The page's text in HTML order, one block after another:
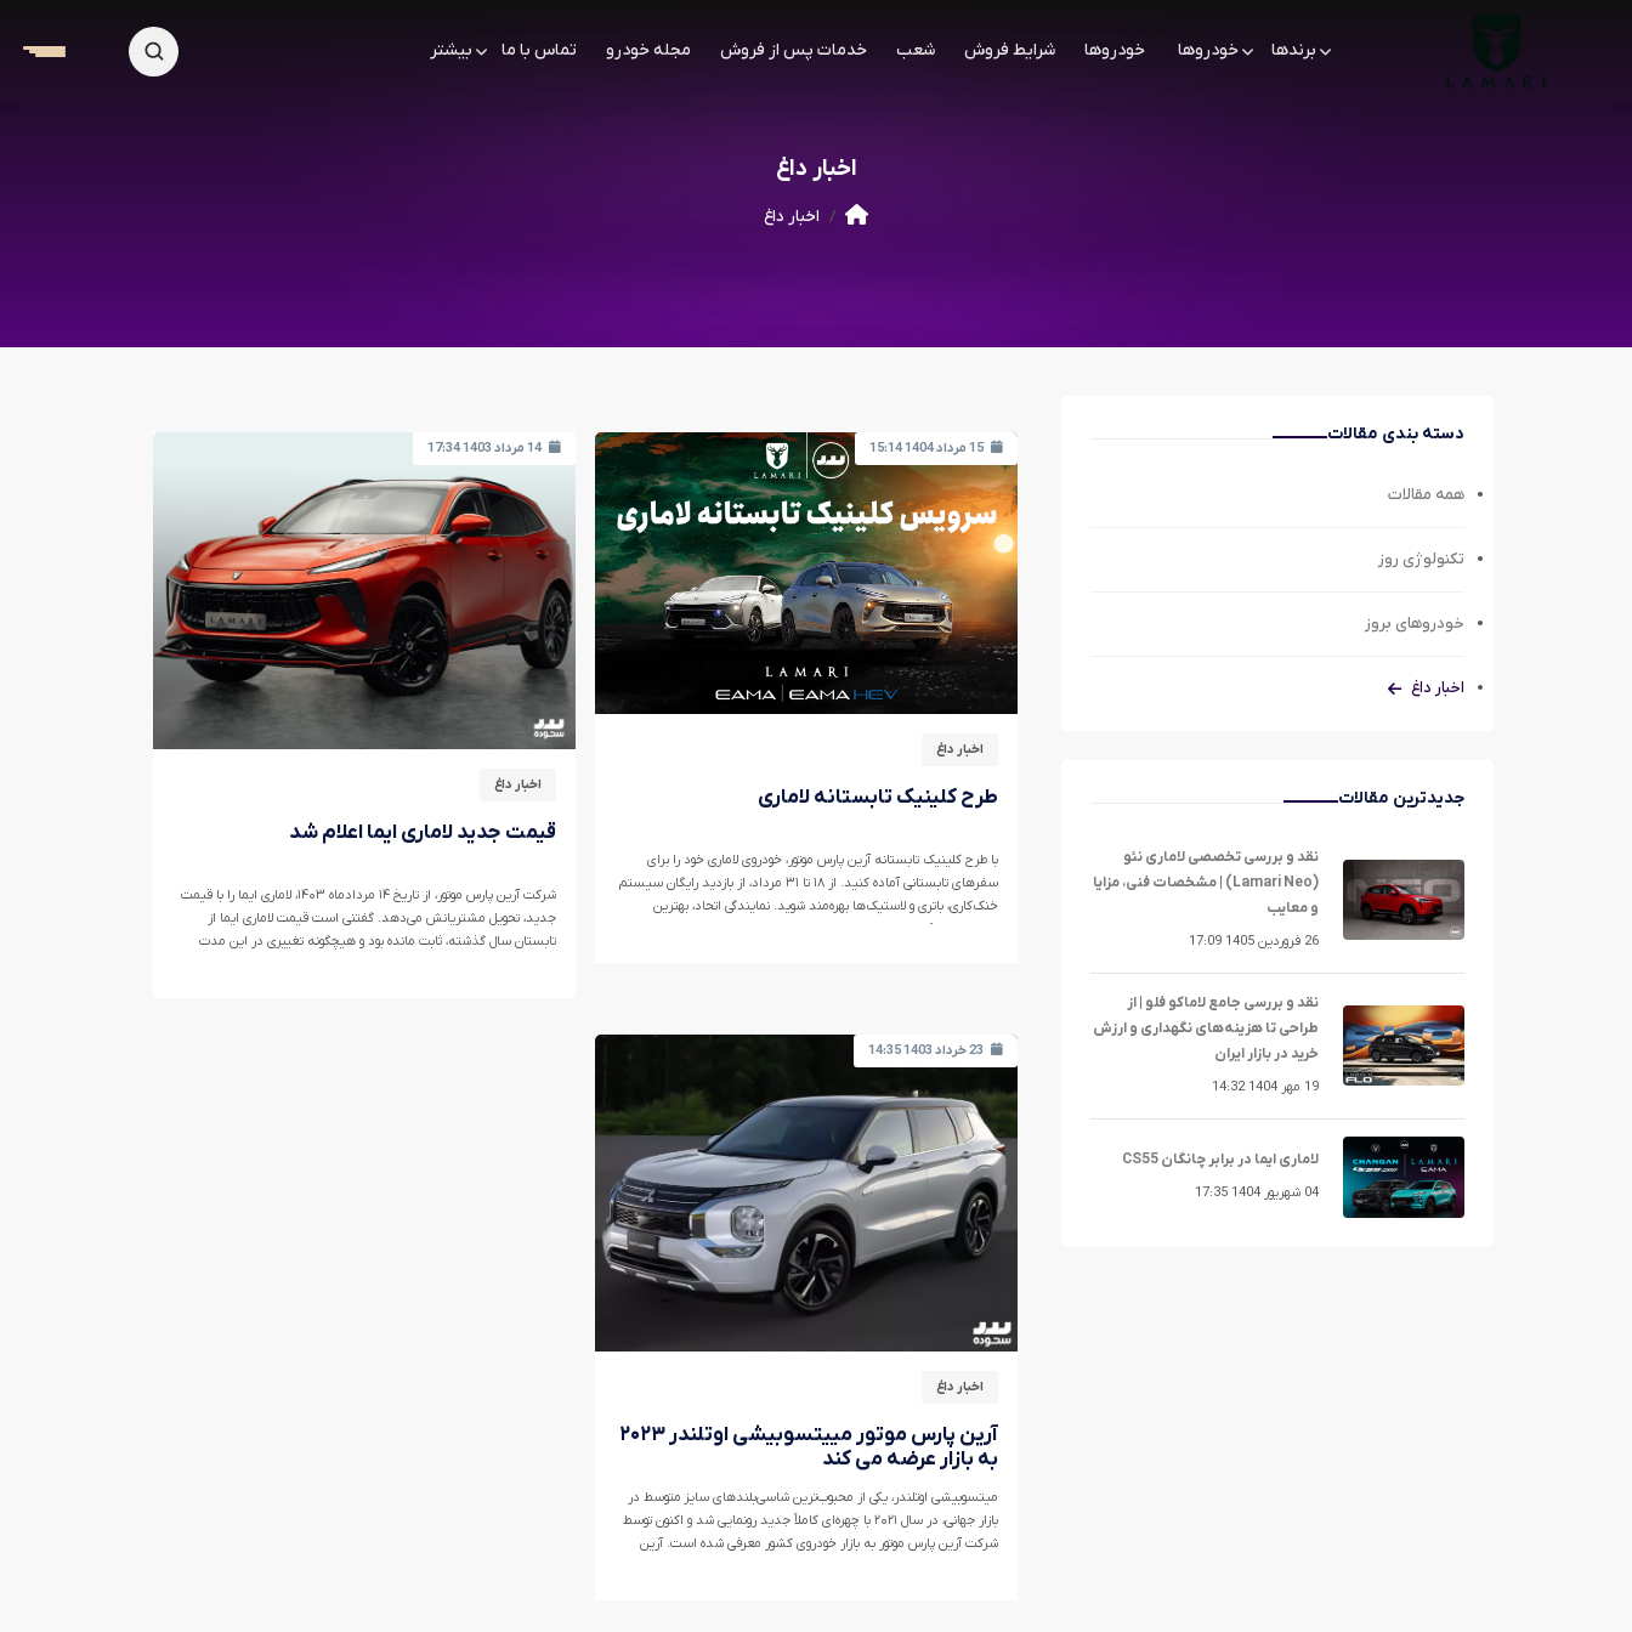
برندها خودروها خودروها شرایط فروش شعب خدمات پس از فروش مجله خودرو تماس با ما بیشتر
اخبار داغ
اخبار داغ
دسته بندی مقالات
همه مقالات
تکنولوژی روز
خودروهای بروز
اخبار داغ
جدیدترین مقالات
نقد و بررسی تخصصی لاماری نئو
(Lamari Neo) | مشخصات فنی، مزایا
و معایب
26 فروردین 1405 17:09
نقد و بررسی جامع لاماکو فلو | از
طراحی تا هزینه‌های نگهداری و ارزش
خرید در بازار ایران
19 مهر 1404 14:32
لاماری ایما در برابر چانگان CS55
04 شهریور 1404 17:35
اخبار داغ
طرح کلینیک تابستانه لاماری
با طرح کلینیک تابستانه آرین پارس موتور، خودروی لاماری خود را برای
سفرهای تابستانی آماده کنید. از ۱۸ تا ۳۱ مرداد، از بازدید رایگان سیستم
خنک‌کاری، باتری و لاستیک‌ها بهره‌مند شوید. نمایندگی اتحاد، بهترین
خدمات را ارائه می‌دهد.
اخبار داغ
قیمت جدید لاماری ایما اعلام شد
شرکت آرین پارس موتور، از تاریخ ۱۴ مردادماه ۱۴۰۳، لاماری ایما را با قیمت
جدید، تحویل مشتریانش می‌دهد. گفتنی است قیمت لاماری ایما از
تابستان سال گذشته، ثابت مانده بود و هیچگونه تغییری در این مدت
اخبار داغ
آرین پارس موتور مییتسوبیشی اوتلندر ۲۰۲۳
به بازار عرضه می کند
میتسوبیشی اوتلندر، یکی از محبوب‌ترین شاسی‌بلند‌های سایز متوسط در
بازار جهانی، در سال ۲۰۲۱ با چهره‌ای کاملاً جدید رونمایی شد و اکنون توسط
شرکت آرین پارس موتور به بازار خودروی کشور معرفی شده است. آرین